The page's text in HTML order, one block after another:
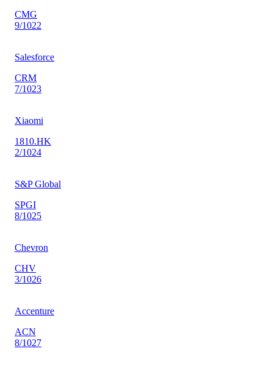
CMG
9/1022
Salesforce
CRM
7/1023
Xiaomi
1810.HK
2/1024
S&P Global
SPGI
8/1025
Chevron
CHV
3/1026
Accenture
ACN
8/1027